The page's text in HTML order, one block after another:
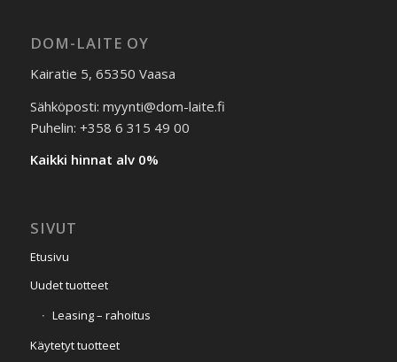
DOM-LAITE OY
Kairatie 5, 65350 Vaasa
Sähköposti: myynti@dom-laite.fi
Puhelin: +358 6 315 49 00
Kaikki hinnat alv 0%
SIVUT
Etusivu
Uudet tuotteet
Leasing – rahoitus
Käytetyt tuotteet